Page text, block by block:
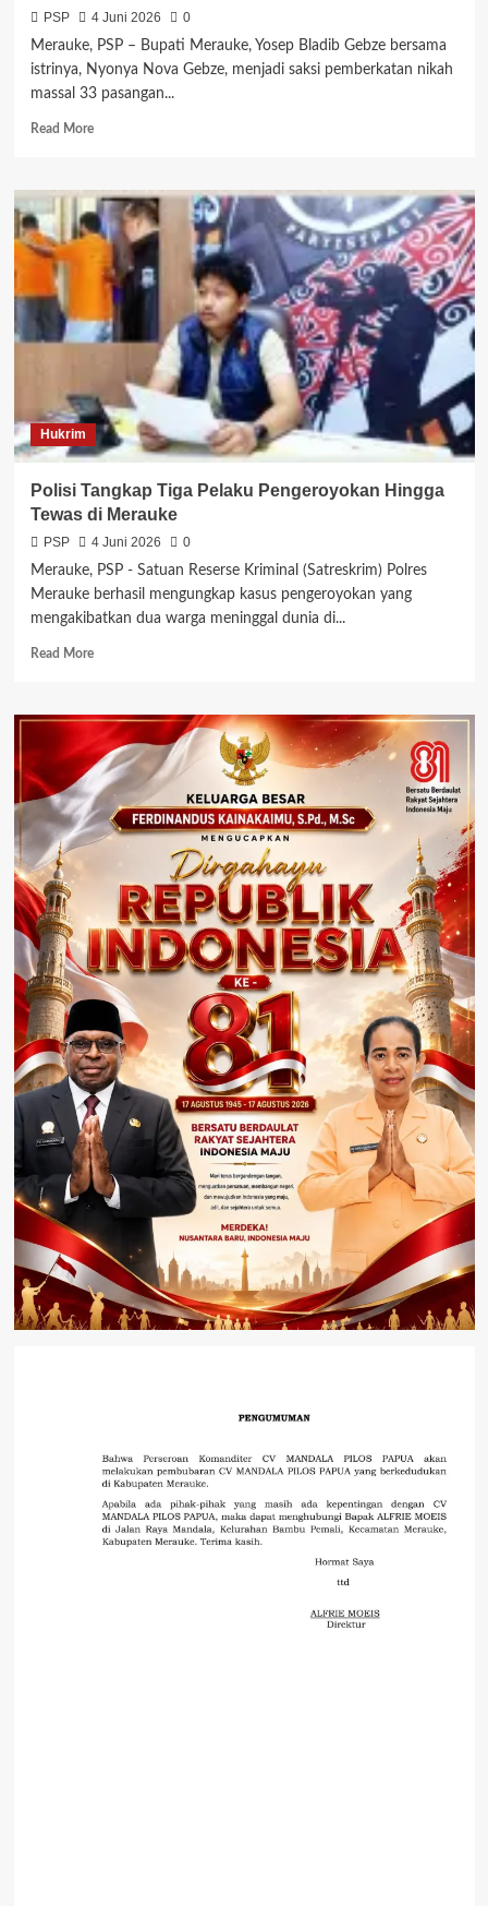
PSP 4 Juni 2026
0
Merauke, PSP – Bupati Merauke, Yosep Bladib Gebze bersama
istrinya, Nyonya Nova Gebze, menjadi saksi pemberkatan nikah
massal 33 pasangan...
Read MoreRead
Bupati
Merauke
dan
Istri
Tercinta
Jadi
Nikah
Pasangan
di
Gereja
PNIEL
Hukrim
Polisi Tangkap Tiga Pelaku Pengeroyokan Hingga
Tewas di Merauke
PSP 4 Juni 2026
0
Merauke, PSP - Satuan Reserse Kriminal (Satreskrim) Polres
Merauke berhasil mengungkap kasus pengeroyokan yang
mengakibatkan dua warga meninggal dunia di...
Read MoreRead
Polisi
Tangkap
Tiga
Pelaku
Pengeroyokan
Hingga
Tewas